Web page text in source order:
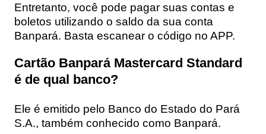
Entretanto, você pode pagar suas contas e
boletos utilizando o saldo da sua conta
Banpará. Basta escanear o código no APP.
Cartão Banpará Mastercard Standard
é de qual banco?
Ele é emitido pelo Banco do Estado do Pará
S.A., também conhecido como Banpará.